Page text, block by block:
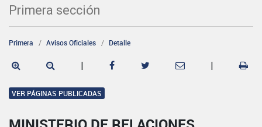
Primera sección
Primera Avisos Oficiales Detalle
| |
VER PÁGINAS PUBLICADAS